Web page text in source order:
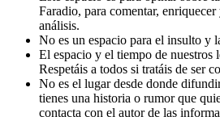
Faradio, para comentar,
análisis.
No es un espacio para el insulto y
El espacio y el tiempo de nuestros
Respetáis a todos si tratáis de ser
No es el lugar desde donde
tienes una historia o rumor que
contacta con el autor de las